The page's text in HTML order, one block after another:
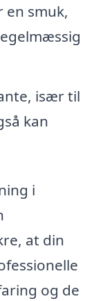
en smuk,
især til
kan
i
at din
og de